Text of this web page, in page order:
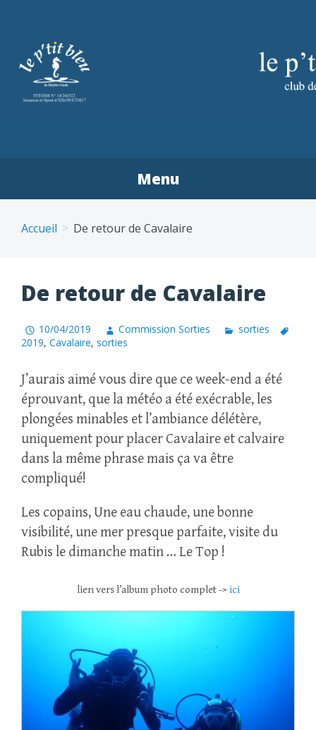
contenu
principal
LE P'TIT BLEU PLONGÉE
CHÂTEAUNEUF-DE-
GALAURE
Menu
Accueil De retour de Cavalaire
De retour de Cavalaire
10/04/2019 Commission Sorties
sorties
2019, Cavalaire, sorties
J’aurais aimé vous dire que ce week-end a été
éprouvant, que la météo a été exécrable, les
plongées minables et l’ambiance délétère,
uniquement pour placer Cavalaire et calvaire
dans la même phrase mais ça va être
compliqué!
Les copains, Une eau chaude, une bonne
visibilité, une mer presque parfaite, visite du
Rubis le dimanche matin … Le Top !
lien vers l’album photo complet -> ici